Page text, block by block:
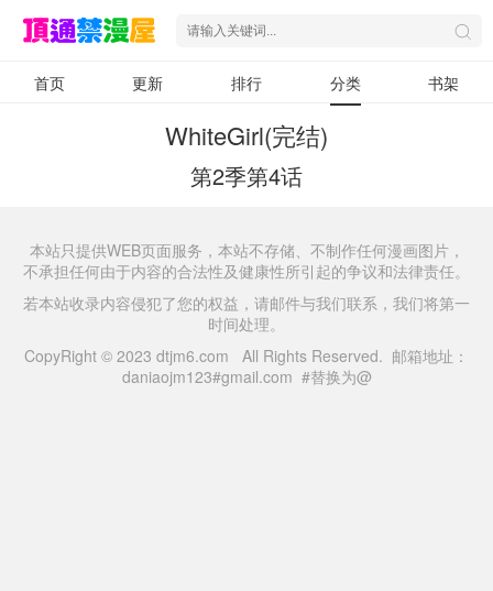
首页 更新 排行 分类 书架
WhiteGirl(完结)
第2季第4话
本站只提供WEB页面服务，本站不存储、不制作任何漫画图片，
不承担任何由于内容的合法性及健康性所引起的争议和法律责任。
若本站收录内容侵犯了您的权益，请邮件与我们联系，我们将第一
时间处理。
CopyRight © 2023 dtjm6.com All Rights Reserved. 邮箱地址：
daniaojm123#gmail.com #替换为@